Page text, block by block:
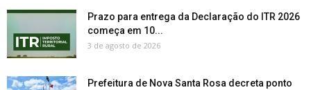
Prazo para entrega da Declaração do ITR 2026
começa em 10...
3 de agosto de 2026
Prefeitura de Nova Santa Rosa decreta ponto